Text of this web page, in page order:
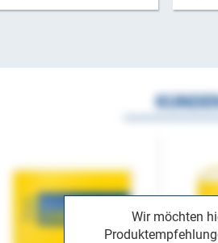
Wir möchten